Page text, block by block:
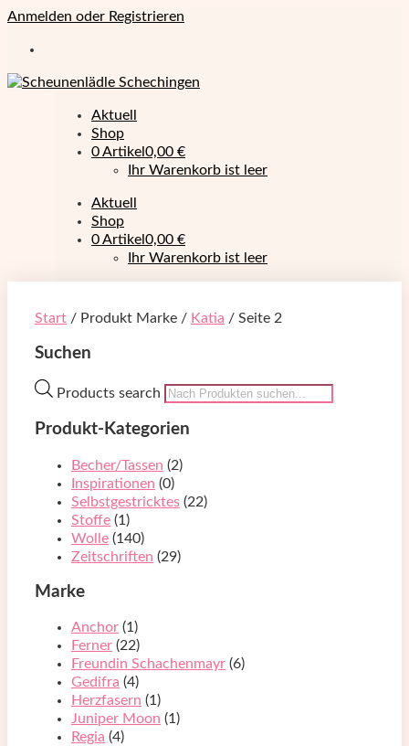
Anmelden oder Registrieren
Aktuell
Shop
0 Artikel 0,00 €
Ihr Warenkorb ist leer
Aktuell
Shop
0 Artikel 0,00 €
Ihr Warenkorb ist leer
Start / Produkt Marke / Katia / Seite 2
Suchen
Products search
Produkt-Kategorien
Becher/Tassen (2)
Inspirationen (0)
Selbstgestricktes (22)
Stoffe (1)
Wolle (140)
Zeitschriften (29)
Marke
Anchor (1)
Ferner (22)
Freundin Schachenmayr (6)
Gedifra (4)
Herzfasern (1)
Juniper Moon (1)
Regia (4)